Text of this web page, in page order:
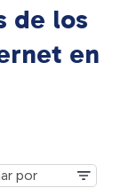
de los
en